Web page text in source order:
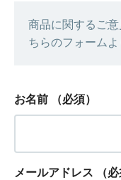
商品に関するご
ちらのフォームよ
お名前 （必須）
メールアドレス （必